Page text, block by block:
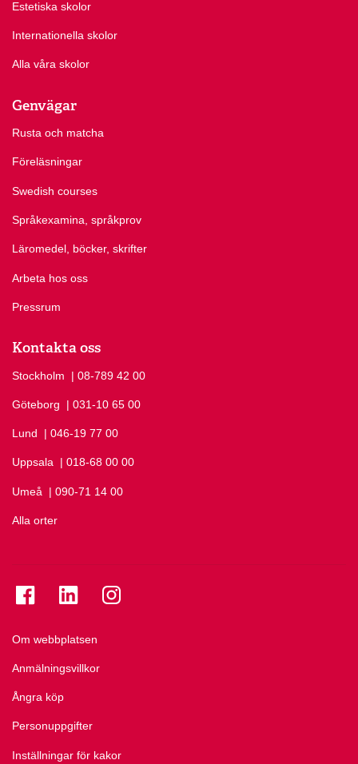
Estetiska skolor
Internationella skolor
Alla våra skolor
Genvägar
Rusta och matcha
Föreläsningar
Swedish courses
Språkexamina, språkprov
Läromedel, böcker, skrifter
Arbeta hos oss
Pressrum
Kontakta oss
Stockholm Ring Stockholm på
| 08-789 42 00
Göteborg Ring Göteborg på
| 031-10 65 00
Lund Ring Lund på
| 046-19 77 00
Uppsala Ring Uppsala på
| 018-68 00 00
Umeå Ring Umeå på
| 090-71 14 00
Alla orter
Om webbplatsen
Anmälningsvillkor
Ångra köp
Personuppgifter
Inställningar för kakor
Se folkuniversitetet på Facebook
Se folkuniversitetet på LinkedIn